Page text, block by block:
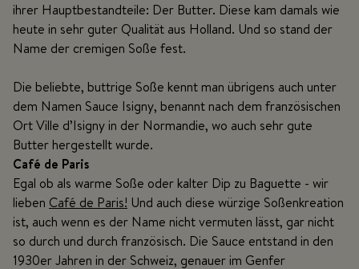
ihrer Hauptbestandteile: Der Butter. Diese kam damals wie
heute in sehr guter Qualität aus Holland. Und so stand der
Name der cremigen Soße fest.
Die beliebte, buttrige Soße kennt man übrigens auch unter
dem Namen Sauce Isigny, benannt nach dem französischen
Ort Ville d’Isigny in der Normandie, wo auch sehr gute
Butter hergestellt wurde.
Café de Paris
Egal ob als warme Soße oder kalter Dip zu Baguette - wir
lieben Café de Paris! Und auch diese würzige Soßenkreation
ist, auch wenn es der Name nicht vermuten lässt, gar nicht
so durch und durch französisch. Die Sauce entstand in den
1930er Jahren in der Schweiz, genauer im Genfer